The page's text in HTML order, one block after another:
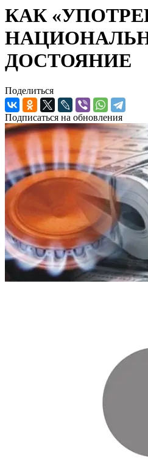
КАК
ДОСТОЯНИЕ
Поделиться
Подписаться на обновления